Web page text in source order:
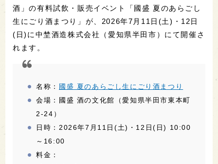
酒」の有料試飲・販売イベント「國盛 夏のあらごし
生にごり酒まつり」が、2026年7月11日(土)・12日
(日)に中埜酒造株式会社（愛知県半田市）にて開催さ
れます。
名称： 國盛 夏のあらごし生にごり酒まつり
会場：國盛 酒の文化館（愛知県半田市東本町
2-24）
日時：2026年7月11日(土)・12日(日) 10:00
～16:00
料金：